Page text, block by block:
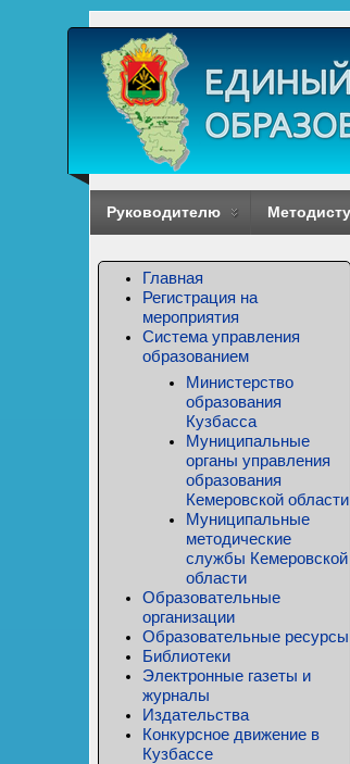
Руководителю Методисту
Главная
Регистрация на
мероприятия
Система управления
образованием
Министерство
образования
Кузбасса
Муниципальные
органы управления
образования
Кемеровской области
Муниципальные
методические
службы Кемеровской
области
Образовательные
организации
Образовательные ресурсы
Библиотеки
Электронные газеты и
журналы
Издательства
Конкурсное движение в
Кузбассе